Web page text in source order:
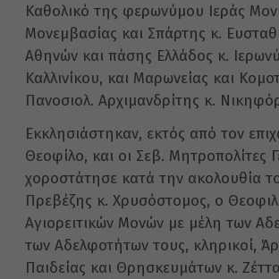
Καθολικό της φερωνύμου Ιεράς
Μονεμβασίας και Σπάρτης κ.
Αθηνών και πάσης Ελλάδος κ.
Καλλινίκου, και Μαρωνείας και
Πανοσιολ. Αρχιμανδρίτης κ.
Εκκλησιάστηκαν, εκτός από τον
Θεοφίλο, και οι Σεβ. Μητροπολίτες
χοροστάτησε κατά την ακολουθία
Πρεβέζης κ. Χρυσόστομος, ο
Αγιορειτικών Μονών με μέλη των
των Αδελφοτήτων τους, κληρικοί,
Παιδείας και Θρησκευμάτων κ.